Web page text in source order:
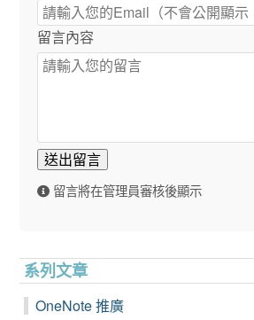
留言內容
送出留言
留言將在管理員審核後顯示
系列文章
OneNote 推廣